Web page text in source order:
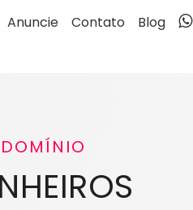
Anuncie Contato Blog